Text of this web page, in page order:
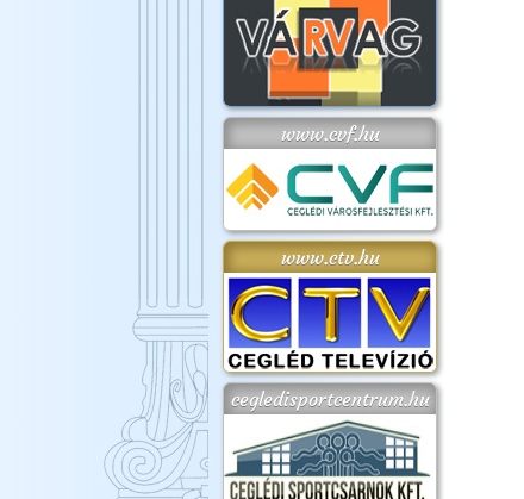
www.cvf.hu
www.ctv.hu
cegledisportcentrum.hu